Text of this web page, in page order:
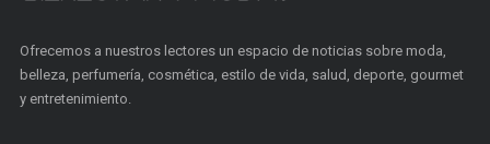
Ofrecemos a nuestros lectores un espacio de noticias sobre moda,
belleza, perfumería, cosmética, estilo de vida, salud, deporte, gourmet
y entretenimiento.